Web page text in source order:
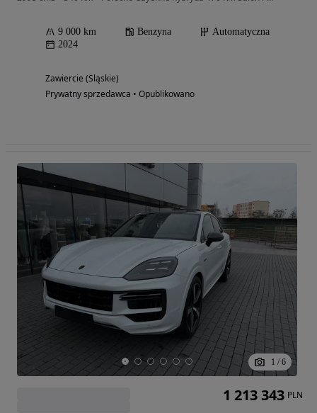
9 000 km Benzyna
Automatyczna
2024
Zawiercie (Śląskie)
Prywatny sprzedawca • Opublikowano
1 / 6
1 213 343 PLN